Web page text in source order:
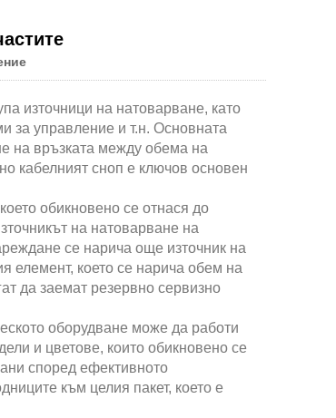
източници на натоварване, като
за управление и т.н. Основната
на връзката между обема на
кабелният сноп е ключов основен
обикновено се отнася до
на натоварване на
се нарича още източник на
елемент, което се нарича обем на
да заемат резервно сервизно
оборудване може да работи
и цветове, които обикновено се
според ефективното
към целия пакет, което е